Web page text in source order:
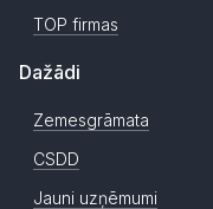
TOP firmas
Dažādi
Zemesgrāmata
CSDD
Jauni uzņēmumi